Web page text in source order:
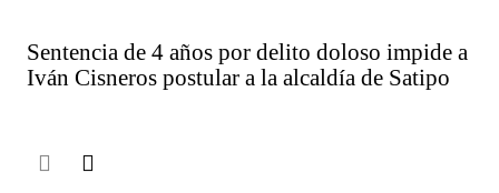
Sentencia de 4 años por delito doloso impide a
Iván Cisneros postular a la alcaldía de Satipo